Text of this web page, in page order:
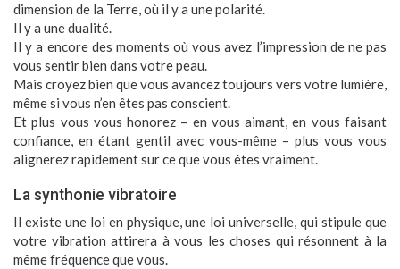
dimension de la Terre, où il y a une polarité.
Il y a une dualité.
Il y a encore des moments où vous avez l’impression de ne pas
vous sentir bien dans votre peau.
Mais croyez bien que vous avancez toujours vers votre lumière,
même si vous n’en êtes pas conscient.
Et plus vous vous honorez – en vous aimant, en vous faisant
confiance, en étant gentil avec vous-même – plus vous vous
alignerez rapidement sur ce que vous êtes vraiment.
La synthonie vibratoire
Il existe une loi en physique, une loi universelle, qui stipule que
votre vibration attirera à vous les choses qui résonnent à la
même fréquence que vous.